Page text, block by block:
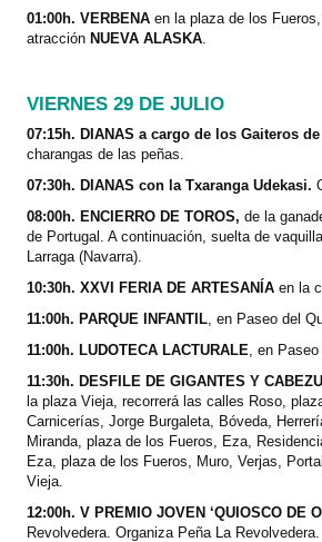
01:00h. VERBENA en la plaza de los
atracción NUEVA ALASKA.
VIERNES 29 DE JULIO
07:15h. DIANAS a cargo de los Gaiteros
charangas de las peñas.
07:30h. DIANAS con la Txaranga Udekasi.
08:00h. ENCIERRO DE TOROS, de la
de Portugal. A continuación, suelta de
Larraga (Navarra).
10:30h. XXVI FERIA DE ARTESANÍA en la
11:00h. PARQUE INFANTIL, en Paseo del
11:00h. LUDOTECA LACTURALE, en
11:30h. DESFILE DE GIGANTES Y
la plaza Vieja, recorrerá las calles Roso,
Carnicerías, Jorge Burgaleta, Bóveda,
Miranda, plaza de los Fueros, Eza,
Eza, plaza de los Fueros, Muro, Verjas,
Vieja.
12:00h. V PREMIO JOVEN ‘QUIOSCO DE
Revolvedera. Organiza Peña La Revolvedera.